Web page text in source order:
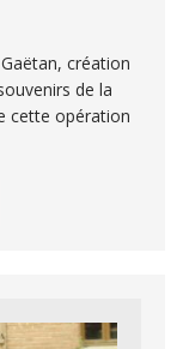
création
de la
cette opération